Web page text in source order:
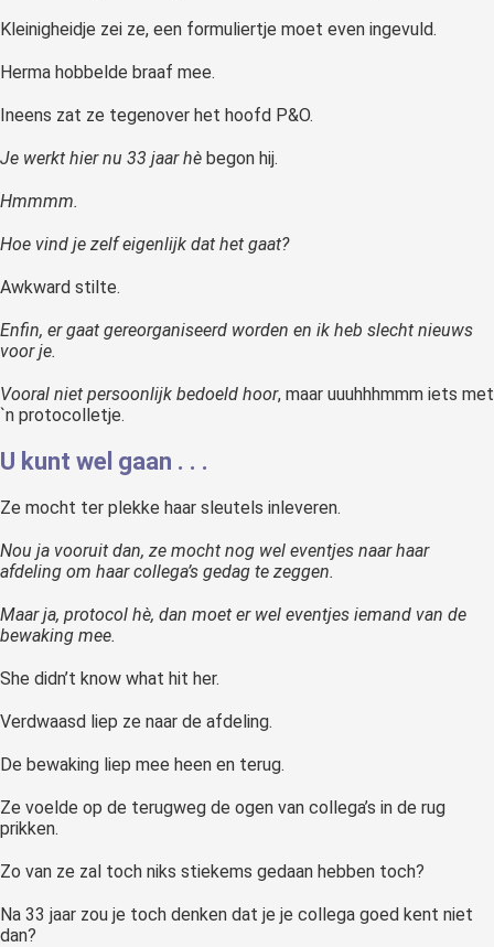
Kleinigheidje zei ze, een formuliertje moet even ingevuld.
Herma hobbelde braaf mee.
Ineens zat ze tegenover het hoofd P&O.
Je werkt hier nu 33 jaar hè begon hij.
Hmmmm.
Hoe vind je zelf eigenlijk dat het gaat?
Awkward stilte.
Enfin, er gaat gereorganiseerd worden en ik heb slecht nieuws
voor je.
Vooral niet persoonlijk bedoeld hoor, maar uuuhhhmmm iets met
`n protocolletje.
U kunt wel gaan . . .
Ze mocht ter plekke haar sleutels inleveren.
Nou ja vooruit dan, ze mocht nog wel eventjes naar haar
afdeling om haar collega’s gedag te zeggen.
Maar ja, protocol hè, dan moet er wel eventjes iemand van de
bewaking mee.
She didn’t know what hit her.
Verdwaasd liep ze naar de afdeling.
De bewaking liep mee heen en terug.
Ze voelde op de terugweg de ogen van collega’s in de rug
prikken.
Zo van ze zal toch niks stiekems gedaan hebben toch?
Na 33 jaar zou je toch denken dat je je collega goed kent niet
dan?